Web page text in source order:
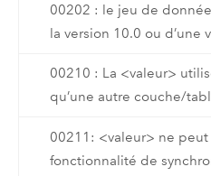
00202 : le jeu de
la version 10.0 ou d’une
00210 : La <valeur>
qu’une autre couche/
00211: <valeur> ne
fonctionnalité de